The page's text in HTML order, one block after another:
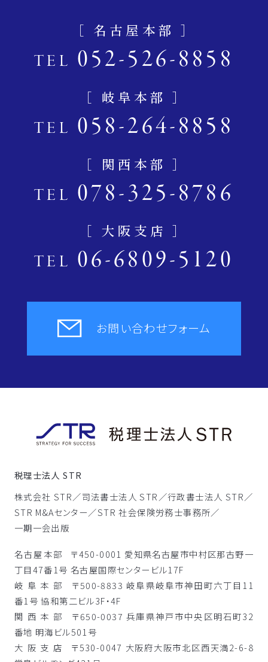
［ 名古屋本部 ］
TEL 052-526-8858
［ 岐阜本部 ］
TEL 058-264-8858
［ 関西本部 ］
TEL 078-325-8786
［ 大阪支店 ］
TEL 06-6809-5120
お問い合わせフォーム
税理士法人 STR
株式会社 STR／司法書士法人 STR／行政書士法人 STR／
STR M&Aセンター／STR 社会保険労務士事務所／
一期一会出版
名古屋本部〒450-0001 愛知県名古屋市中村区那古野一
丁目47番1号 名古屋国際センタービル17F
岐阜本部〒500-8833 岐阜県岐阜市神田町六丁目11
番1号 協和第二ビル3F・4F
関西本部〒650-0037 兵庫県神戸市中央区明石町32
番地 明海ビル501号
大阪支店〒530-0047 大阪府大阪市北区西天満2-6-8